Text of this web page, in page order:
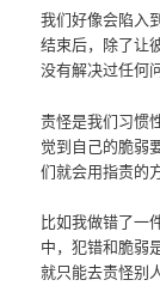
我们好像会陷入
结束后，除了让
没有解决过任何
责怪是我们习惯
觉到自己的脆弱
们就会用指责的
比如我做错了一
中，犯错和脆弱
就只能去责怪别